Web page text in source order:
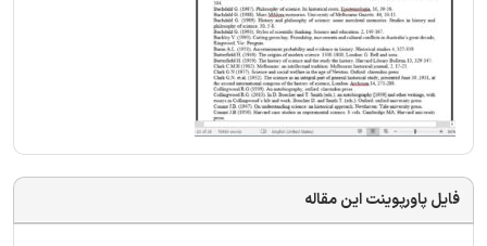
فایل پاورپوینت این مقاله